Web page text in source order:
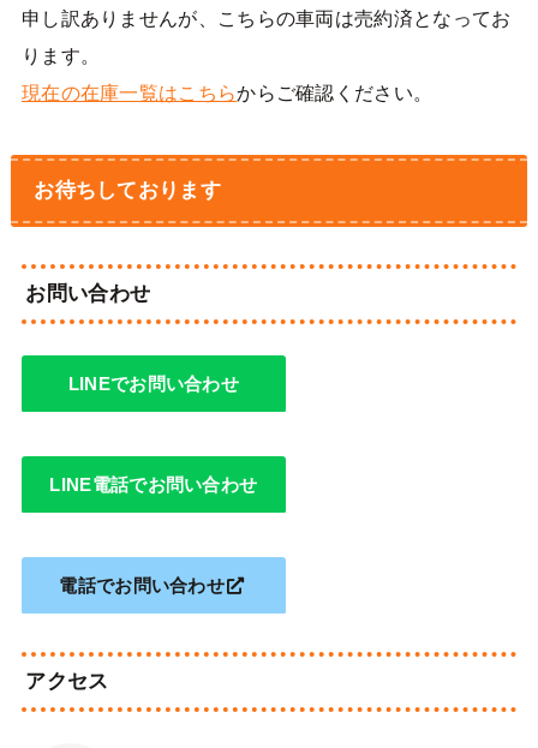
申し訳ありませんが、こちらの車両は売約済となってお
ります。
現在の在庫一覧はこちらからご確認ください。
お待ちしております
お問い合わせ
LINEでお問い合わせ
LINE電話でお問い合わせ
電話でお問い合わせ
アクセス